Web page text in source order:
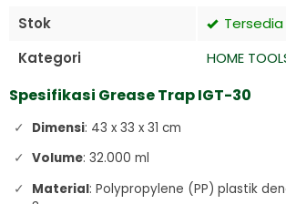
Stok
Tersedia
Kategori
HOME
Spesifikasi Grease Trap IGT-30
Dimensi: 43 x 33 x 31 cm
Volume: 32.000 ml
Material: Polypropylene (PP) plastik